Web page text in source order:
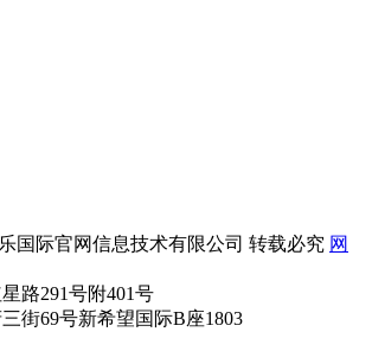
国际官网信息技术有限公司 转载必究 网
路291号附401号
街69号新希望国际B座1803